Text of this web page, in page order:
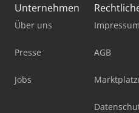
Unternehmen
Über uns
Presse
Jobs
Impressum
AGB